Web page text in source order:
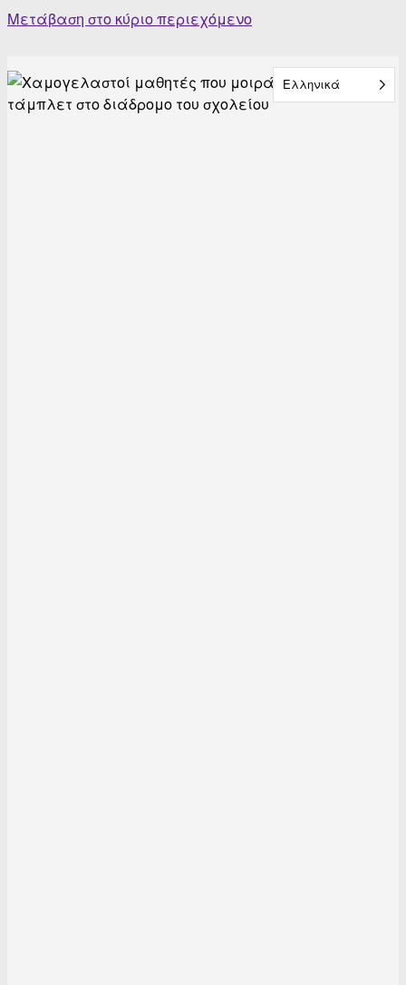
Skip
Μετάβαση στο κύριο περιεχόμενο
Ελληνικά